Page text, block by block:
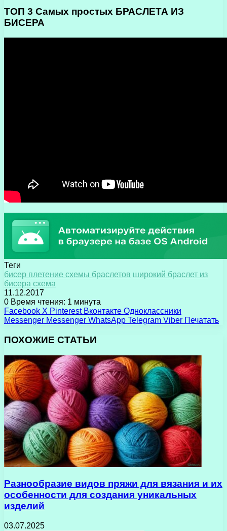
ТОП 3 Самых простых БРАСЛЕТА ИЗ
БИСЕРА
Теги
бисер плетение схемы браслетов широкий браслет из
бисера схема
11.12.2017
0 Время чтения: 1 минута
Facebook X Pinterest Вконтакте Одноклассники
Messenger Messenger WhatsApp Telegram Viber Печатать
ПОХОЖИЕ СТАТЬИ
Разнообразие видов пряжи для вязания и их
особенности для создания уникальных
изделий
03.07.2025